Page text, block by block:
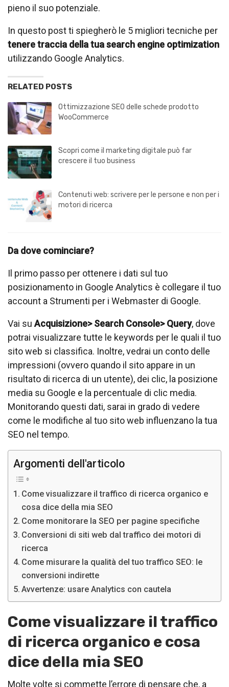
pieno il suo potenziale.
In questo post ti spiegherò le 5 migliori tecniche per
tenere traccia della tua search engine optimization
utilizzando Google Analytics.
RELATED POSTS
Ottimizzazione SEO delle schede prodotto
WooCommerce
Scopri come il marketing digitale può far
crescere il tuo business
Contenuti web: scrivere per le persone e non per i
motori di ricerca
Da dove cominciare?
Il primo passo per ottenere i dati sul tuo
posizionamento in Google Analytics è collegare il tuo
account a Strumenti per i Webmaster di Google.
Vai suAcquisizione> Search Console> Query, dove
potrai visualizzare tutte le keywords per le quali il tuo
sito web si classifica. Inoltre, vedrai un conto delle
impressioni (ovvero quando il sito appare in un
risultato di ricerca di un utente), dei clic, la posizione
media su Google e la percentuale di clic media.
Monitorando questi dati, sarai in grado di vedere
come le modifiche al tuo sito web influenzano la tua
SEO nel tempo.
Argomenti dell'articolo
Come visualizzare il traffico di ricerca organico e
cosa dice della mia SEO
Come monitorare la SEO per pagine specifiche
Conversioni di siti web dal traffico dei motori di
ricerca
Come misurare la qualità del tuo traffico SEO: le
conversioni indirette
Avvertenze: usare Analytics con cautela
Come visualizzare il traffico
di ricerca organico e cosa
dice della mia SEO
Molte volte si commette l’errore di pensare che, a